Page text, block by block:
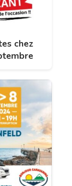
chez